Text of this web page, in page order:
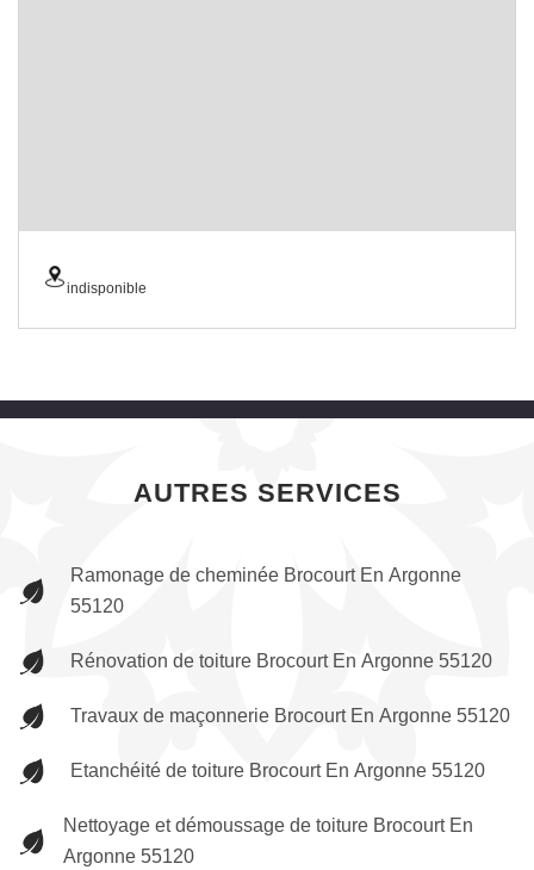
indisponible
AUTRES SERVICES
Ramonage de cheminée Brocourt En Argonne
55120
Rénovation de toiture Brocourt En Argonne 55120
Travaux de maçonnerie Brocourt En Argonne 55120
Etanchéité de toiture Brocourt En Argonne 55120
Nettoyage et démoussage de toiture Brocourt En
Argonne 55120